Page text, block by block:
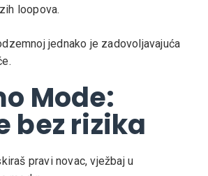
loopova.
jednako je zadovoljavajuća
Mode:
bez rizika
pravi novac, vježbaj u